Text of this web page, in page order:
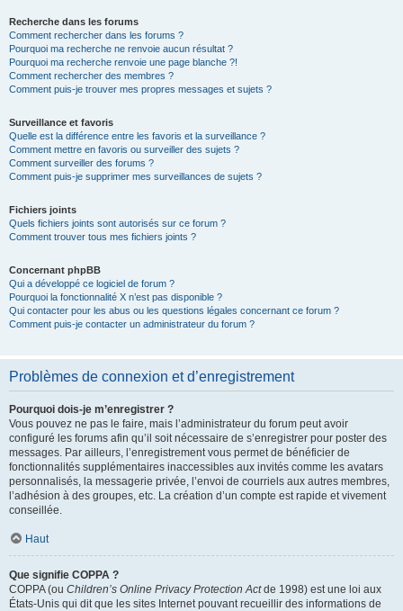
Recherche dans les forums
Comment rechercher dans les forums ?
Pourquoi ma recherche ne renvoie aucun résultat ?
Pourquoi ma recherche renvoie une page blanche ?!
Comment rechercher des membres ?
Comment puis-je trouver mes propres messages et sujets ?
Surveillance et favoris
Quelle est la différence entre les favoris et la surveillance ?
Comment mettre en favoris ou surveiller des sujets ?
Comment surveiller des forums ?
Comment puis-je supprimer mes surveillances de sujets ?
Fichiers joints
Quels fichiers joints sont autorisés sur ce forum ?
Comment trouver tous mes fichiers joints ?
Concernant phpBB
Qui a développé ce logiciel de forum ?
Pourquoi la fonctionnalité X n’est pas disponible ?
Qui contacter pour les abus ou les questions légales concernant ce forum ?
Comment puis-je contacter un administrateur du forum ?
Problèmes de connexion et d’enregistrement
Pourquoi dois-je m’enregistrer ?
Vous pouvez ne pas le faire, mais l’administrateur du forum peut avoir
configuré les forums afin qu’il soit nécessaire de s’enregistrer pour poster des
messages. Par ailleurs, l’enregistrement vous permet de bénéficier de
fonctionnalités supplémentaires inaccessibles aux invités comme les avatars
personnalisés, la messagerie privée, l’envoi de courriels aux autres membres,
l’adhésion à des groupes, etc. La création d’un compte est rapide et vivement
conseillée.
Haut
Que signifie COPPA ?
COPPA (ou Children’s Online Privacy Protection Actde 1998) est une loi aux
États-Unis qui dit que les sites Internet pouvant recueillir des informations de